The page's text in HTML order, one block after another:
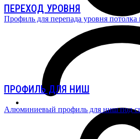
ПЕРЕХОД УРОВНЯ
Профиль для перепада уровня потолка
ПРОФИЛЬ ДЛЯ НИШ
Алюминиевый профиль для ниш под